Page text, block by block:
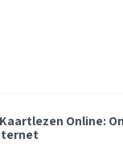
Online: